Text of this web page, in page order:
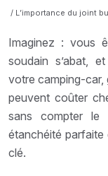
/ L’importance du joint
Imaginez : vous
soudain s’abat,
votre camping-car,
peuvent coûter
sans compter le
étanchéité parfaite
clé.